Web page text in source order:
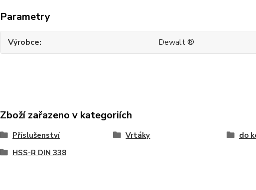
Parametry
Výrobce Dewalt ®
Zboží zařazeno v kategoriích
Příslušenství Vrtáky do
HSS-R DIN 338